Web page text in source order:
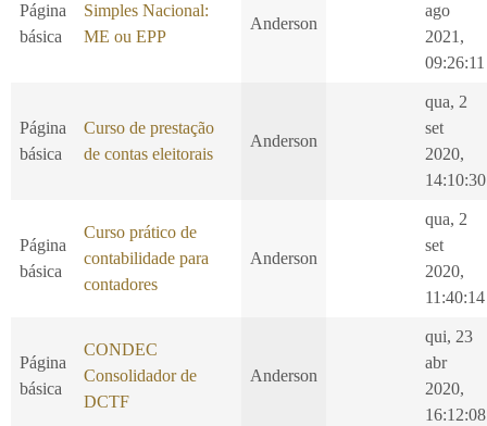
Página
básica
Simples Nacional:
ME ou EPP
Anderson
ago
2021,
09:26:11
Página
básica
Curso de prestação
de contas eleitorais
Anderson
qua, 2
set
2020,
14:10:30
Página
básica
Curso prático de
contabilidade para
contadores
Anderson
qua, 2
set
2020,
11:40:14
Página
básica
CONDEC
Consolidador de
DCTF
Anderson
qui, 23
abr
2020,
16:12:08